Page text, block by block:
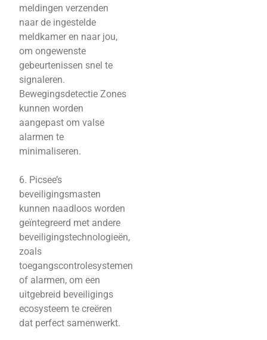
meldingen verzenden
naar de ingestelde
meldkamer en naar jou,
om ongewenste
gebeurtenissen snel te
signaleren.
Bewegingsdetectie Zones
kunnen worden
aangepast om valse
alarmen te
minimaliseren.
6. Picsee’s
beveiligingsmasten
kunnen naadloos worden
geïntegreerd met andere
beveiligingstechnologieën,
zoals
toegangscontrolesystemen
of alarmen, om een
uitgebreid beveiligings
ecosysteem te creëren
dat perfect samenwerkt.